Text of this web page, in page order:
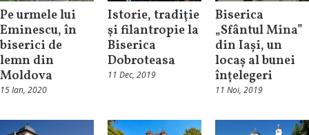
Pe urmele lui
Eminescu, în
biserici de
lemn din
Moldova
15 Ian, 2020
Istorie, tradiţie
şi filantropie la
Biserica
Dobroteasa
11 Dec, 2019
Biserica
„Sfântul Mina”
din Iași, un
locaș al bunei
înțelegeri
11 Noi, 2019